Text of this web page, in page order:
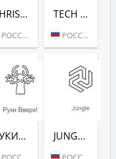
CHRISTMAS (РАДИО РЕКОРД)
РОССИЯ (МОСКВА)
TECH HOUSE (РАДИО РЕКОРД)
РОССИЯ (МОСКВА)
РУКИ ВВЕРХ! (РАДИО РЕКОРД) JUNGLE (РАДИО РЕКОРД)